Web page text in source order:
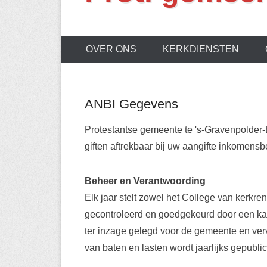
OVER ONS KERKDIENSTEN
ANBI Gegevens
Protestantse gemeente te 's-
giften aftrekbaar bij uw aangifte
Beheer en Verantwoording
Elk jaar stelt zowel het College van
gecontroleerd en goedgekeurd door een
ter inzage gelegd voor de gemeente en
van baten en lasten wordt jaarlijks